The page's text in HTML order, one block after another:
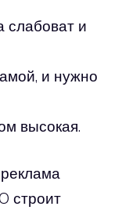
слабоват и
и нужно
высокая.
строит